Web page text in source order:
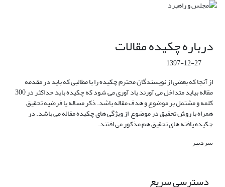
درباره چکیده مقالات
1397-12-27
از آنجا که بعضی از نویسندگان محترم چکیده را با مطالبی که باید در مقدمه
مقاله بیاید متداخل می آورند یاد آوری می شود که چکیده باید حداکثر در 300
کلمه و مشتمل بر موضوع و هدف مقاله باشد. ذکر مساله یا فرضیه تحقیق
همراه با روش تحقیق در موضوع از ویژگی های چکیده مقاله می باشد. در
چکیده یافته های تحقیق هم مذکور می افتند.
سردبیر
دسترسی سریع